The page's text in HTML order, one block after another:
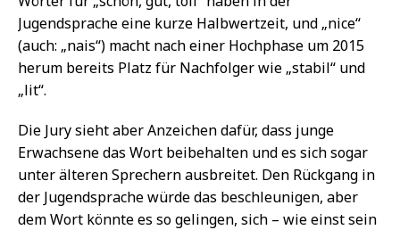
Jugendsprache eine kurze Halbwertzeit, und „nice“
(auch: „nais“) macht nach einer Hochphase um 2015
herum bereits Platz für Nachfolger wie „stabil“ und
„lit“.
Die Jury sieht aber Anzeichen dafür, dass junge
Erwachsene das Wort beibehalten und es sich sogar
unter älteren Sprechern ausbreitet. Den Rückgang in
der Jugendsprache würde das beschleunigen, aber
dem Wort könnte es so gelingen, sich – wie einst sein